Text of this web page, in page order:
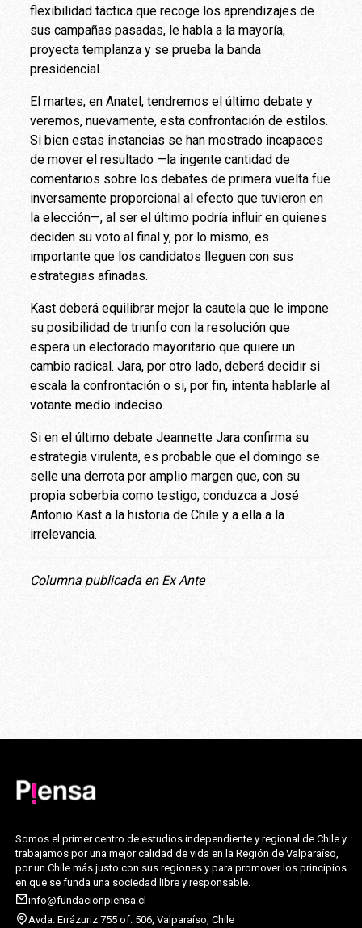
flexibilidad táctica que recoge los aprendizajes de
sus campañas pasadas, le habla a la mayoría,
proyecta templanza y se prueba la banda
presidencial.
El martes, en Anatel, tendremos el último debate y
veremos, nuevamente, esta confrontación de estilos.
Si bien estas instancias se han mostrado incapaces
de mover el resultado —la ingente cantidad de
comentarios sobre los debates de primera vuelta fue
inversamente proporcional al efecto que tuvieron en
la elección—, al ser el último podría influir en quienes
deciden su voto al final y, por lo mismo, es
importante que los candidatos lleguen con sus
estrategias afinadas.
Kast deberá equilibrar mejor la cautela que le impone
su posibilidad de triunfo con la resolución que
espera un electorado mayoritario que quiere un
cambio radical. Jara, por otro lado, deberá decidir si
escala la confrontación o si, por fin, intenta hablarle al
votante medio indeciso.
Si en el último debate Jeannette Jara confirma su
estrategia virulenta, es probable que el domingo se
selle una derrota por amplio margen que, con su
propia soberbia como testigo, conduzca a José
Antonio Kast a la historia de Chile y a ella a la
irrelevancia.
Columna publicada en Ex Ante
Somos el primer centro de estudios independiente y regional de Chile y
trabajamos por una mejor calidad de vida en la Región de Valparaíso,
por un Chile más justo con sus regiones y para promover los principios
en que se funda una sociedad libre y responsable.
info@fundacionpiensa.cl
Avda. Errázuriz 755 of. 506, Valparaíso, Chile